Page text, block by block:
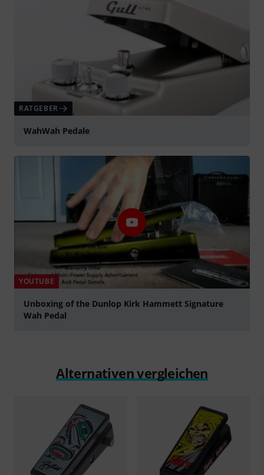
RATGEBER
WahWah Pedale
YOUTUBE
Unboxing of the Dunlop Kirk Hammett Signature
Wah Pedal
Alternativen vergleichen